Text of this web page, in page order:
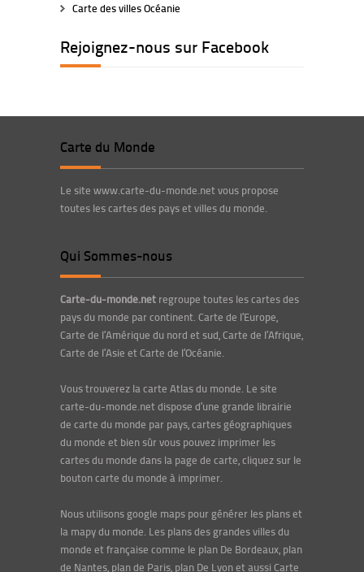
Carte des villes Océanie
Rejoignez-nous sur Facebook
Carte du Monde
Le site www.carte-du-monde.net vous propose
toutes les cartes des pays et villes du monde.
Qui Sommes-nous
Carte-du-monde.net regroupe toutes les cartes des
pays du monde par continent. Carte de l’Europe,
Carte de l’Amérique du nord et sud, Carte de l’Afrique,
Carte de l’Asie et Carte de l’Océanie.
Vous trouverez la carte Atlas du monde. Le site
carte-du-monde.net dispose d’une grande librairie
de carte du monde par pays, cartes géographiques
du monde et bien sûr vous pouvez imprimer les
cartes du monde dans la page de carte, cliquez sur le
bouton carte du monde à imprimer.
Nous utilisons google maps pour générer les plans et
la mapy du monde. Les plans des grandes villes du
monde et française comme le plan De Bordeaux, plan
de Nantes, plan de Paris, plan De Lyon et aussi Carte